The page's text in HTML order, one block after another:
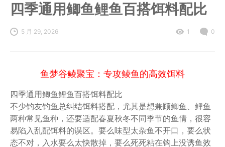
四季通用鲫鱼鲤鱼百搭饵料配比
5 月 29, 2026 1 0
鱼梦谷鲮聚宝：专攻鲮鱼的高效饵料
四季通用鲫鱼鲤鱼百搭饵料配比
不少钓友钓鱼总纠结饵料搭配，尤其是想兼顾鲫鱼、鲤鱼
两种常见鱼种，还要适配春夏秋冬不同季节的鱼情，很容
易陷入乱配饵料的误区。要么味型太杂鱼不开口，要么状
态不对，入水要么太快散掉，要么死死粘在钩上没诱鱼效